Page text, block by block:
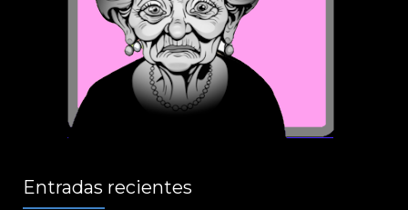
Entradas recientes